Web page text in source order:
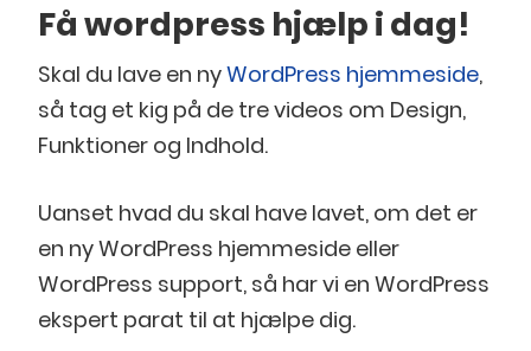
Få wordpress hjælp i dag!
Skal du lave en nyWordPress hjemmeside,
så tag et kig på de tre videos om Design,
Funktioner og Indhold.
Uanset hvad du skal have lavet, om det er
en ny WordPress hjemmeside eller
WordPress support, så har vi en WordPress
ekspert parat til at hjælpe dig.